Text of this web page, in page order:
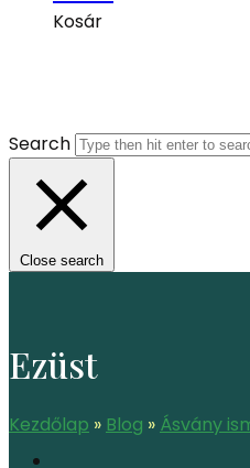
Kosár
Search
Close search
Ezüst
Kezdőlap » Blog » Ásvány